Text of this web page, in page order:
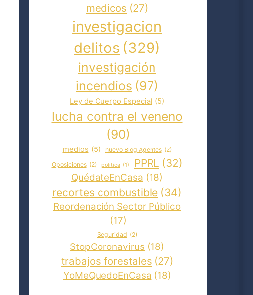
medicos (27)
investigacion
delitos (329)
investigación
incendios (97)
Ley de Cuerpo Especial (5)
lucha contra el veneno
(90)
medios (5) nuevo Blog Agentes (2)
Oposiciones (2) politica (1) PPRL (32)
QuédateEnCasa (18)
recortes combustible (34)
Reordenación Sector Público
(17)
Seguridad (2)
StopCoronavirus (18)
trabajos forestales (27)
YoMeQuedoEnCasa (18)